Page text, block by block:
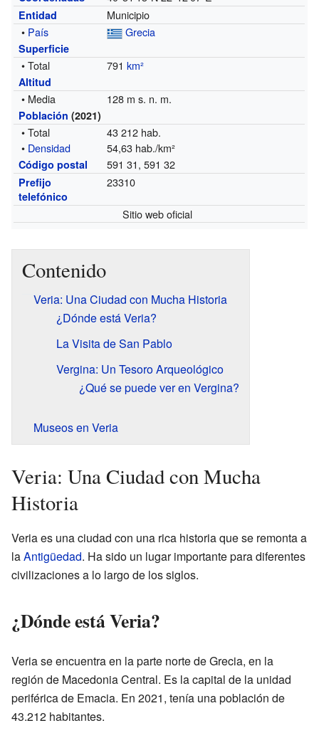
Entidad
Municipio
• País Grecia
Superficie
• Total 791km²
Altitud
• Media 128 m s. n. m.
Población (2021)
• Total
43 212 hab.
• Densidad 54,63 hab./km²
Código postal 591 31, 591 32
Prefijo
telefónico
23310
Sitio web oficial
Contenido
Veria: Una Ciudad con Mucha Historia
¿Dónde está Veria?
La Visita de San Pablo
Vergina: Un Tesoro Arqueológico
¿Qué se puede ver en Vergina?
Museos en Veria
Veria: Una Ciudad con Mucha
Historia
Veria es una ciudad con una rica historia que se remonta a
laAntigüedad. Ha sido un lugar importante para diferentes
civilizaciones a lo largo de los siglos.
¿Dónde está Veria?
Veria se encuentra en la parte norte de Grecia, en la
región de Macedonia Central. Es la capital de la unidad
periférica de Emacia. En 2021, tenía una población de
43.212 habitantes.